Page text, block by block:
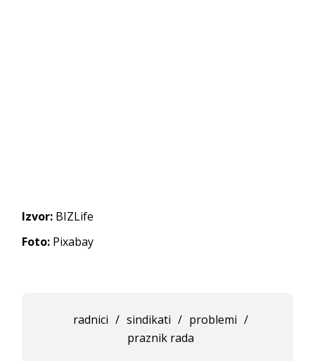
Izvor: BIZLife
Foto: Pixabay
radnici / sindikati / problemi /
praznik rada